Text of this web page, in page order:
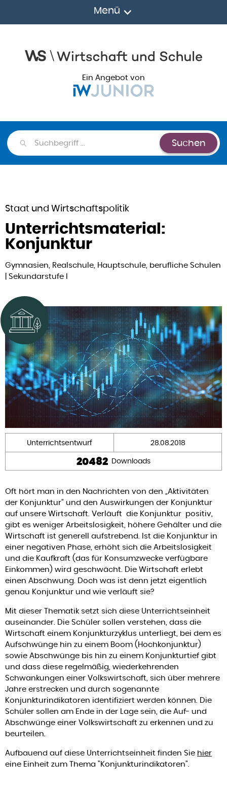
Menü
Ein Angebot von
Suchen Suchen
Unterrichtsmaterial:
Konjunktur
Staat und Wirtschaftspolitik
Gymnasien, Realschule, Hauptschule, berufliche Schulen
| Sekundarstufe I
Unterrichtsentwurf 28.08.2018
20482 Downloads
Oft hört man in den Nachrichten von den „Aktivitäten
der Konjunktur“ und den Auswirkungen der Konjunktur
auf unsere Wirtschaft. Verläuft die Konjunktur positiv,
gibt es weniger Arbeitslosigkeit, höhere Gehälter und die
Wirtschaft ist generell aufstrebend. Ist die Konjunktur in
einer negativen Phase, erhöht sich die Arbeitslosigkeit
und die Kaufkraft (das für Konsumzwecke verfügbare
Einkommen) wird geschwächt. Die Wirtschaft erlebt
einen Abschwung. Doch was ist denn jetzt eigentlich
genau Konjunktur und wie verläuft sie?
Mit dieser Thematik setzt sich diese Unterrichtseinheit
auseinander. Die Schüler sollen verstehen, dass die
Wirtschaft einem Konjunkturzyklus unterliegt, bei dem es
Aufschwünge hin zu einem Boom (Hochkonjunktur)
sowie Abschwünge bis hin zu einem Konjunkturtief gibt
und dass diese regelmäßig, wiederkehrenden
Schwankungen einer Volkswirtschaft, sich über mehrere
Jahre erstrecken und durch sogenannte
Konjunkturindikatoren identifiziert werden können. Die
Schüler sollen am Ende in der Lage sein, die Auf- und
Abschwünge einer Volkswirtschaft zu erkennen und zu
beurteilen.
Aufbauend auf diese Unterrichtseinheit finden Sie hier
eine Einheit zum Thema "Konjunkturindikatoren".